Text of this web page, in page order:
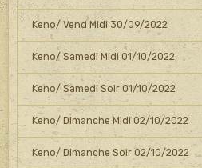
Keno/ Vend Midi 30/09/2022
Keno/ Samedi Midi 01/10/2022
Keno/ Samedi Soir 01/10/2022
Keno/ Dimanche Midi 02/10/2022
Keno/ Dimanche Soir 02/10/2022